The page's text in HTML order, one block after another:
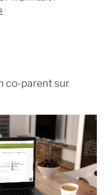
co-parent sur